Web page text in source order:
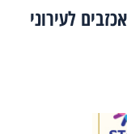
לעירוני